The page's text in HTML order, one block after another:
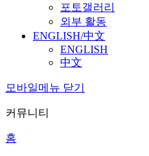
포토갤러리
외부 활동
ENGLISH/中文
ENGLISH
中文
모바일메뉴 닫기
커뮤니티
홈